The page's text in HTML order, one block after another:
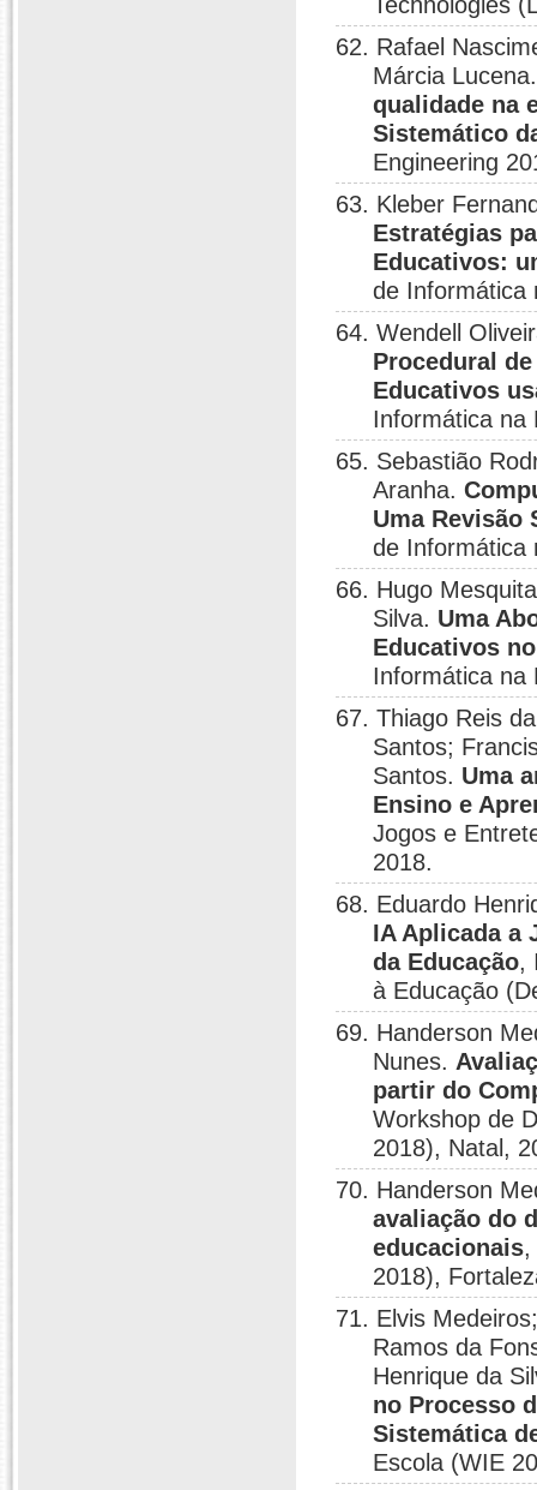
62. Rafael
Márcia
qualidade na
Sistemático
Engineering
63. Kleber
Estratégias
Educativos:
de Informática
64. Wendell
Procedural
Educativos
Informática na
65. Sebastião
Aranha.
Uma Revisão
de Informática
66. Hugo
Silva. Uma
Educativos
Informática na
67. Thiago Reis
Santos;
Santos. Uma
Ensino e
Jogos e
2018.
68. Eduardo
IA Aplicada a
da Educação,
à Educação
69. Handerson
Nunes.
partir do
Workshop de
2018), Natal,
70. Handerson
avaliação do
educacionais,
2018),
71. Elvis
Ramos da
Henrique da
no Processo
Sistemática
Escola (WIE